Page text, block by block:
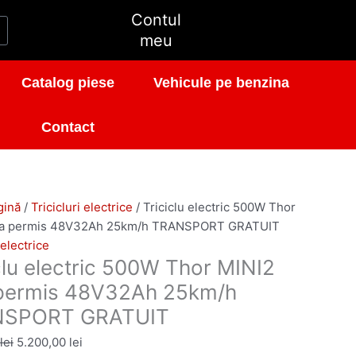
Contul
meu
Catalog piese Vehicule pe benzina
Contact
/ Tricicluri electrice / Triciclu electric 500W Thor
permis 48V32Ah 25km/h TRANSPORT GRATUIT
electric 500W Thor MINI2
48V32Ah 25km/h
GRATUIT
lei
fost:
5.690,00 lei.
5.200,00 lei
5.200,00 lei.